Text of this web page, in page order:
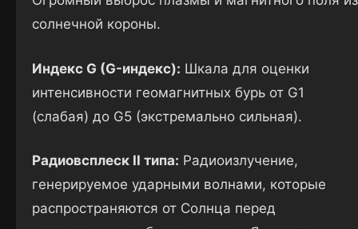
солнечной короны.
Индекс G (G-индекс): Шкала для оценки
интенсивности геомагнитных бурь от G1
(слабая) до G5 (экстремально сильная).
Радиовсплеск II типа: Радиоизлучение,
генерируемое ударными волнами, которые
распространяются от Солнца перед